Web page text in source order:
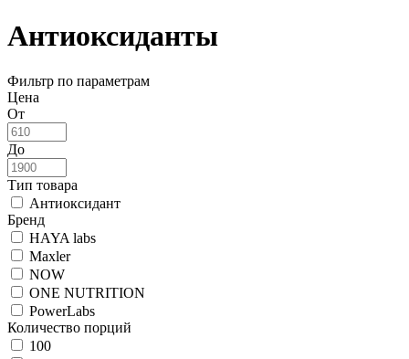
Антиоксиданты
Фильтр по параметрам
Цена
От
До
Тип товара
Антиоксидант
Бренд
HAYA labs
Maxler
NOW
ONE NUTRITION
PowerLabs
Количество порций
100